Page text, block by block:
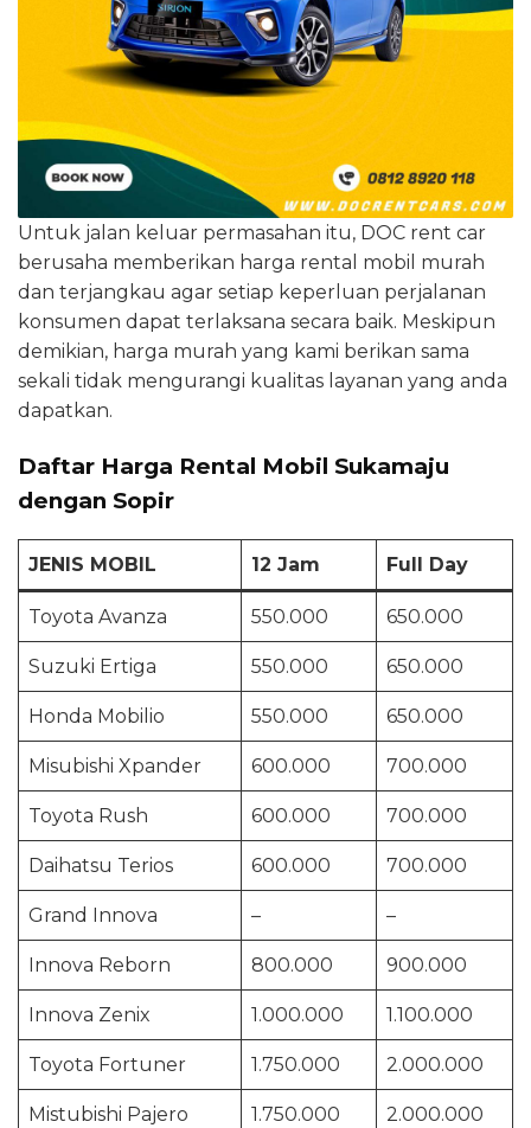
Untuk jalan keluar permasahan itu, DOC rent car
berusaha memberikan harga rental mobil murah
dan terjangkau agar setiap keperluan perjalanan
konsumen dapat terlaksana secara baik. Meskipun
demikian, harga murah yang kami berikan sama
sekali tidak mengurangi kualitas layanan yang anda
dapatkan.
Daftar Harga Rental Mobil Sukamaju
dengan Sopir
JENIS MOBIL 12 Jam Full Day
Toyota Avanza 550.000 650.000
Suzuki Ertiga 550.000 650.000
Honda Mobilio 550.000 650.000
Misubishi Xpander 600.000 700.000
Toyota Rush 600.000 700.000
Daihatsu Terios 600.000 700.000
Grand Innova – –
Innova Reborn 800.000 900.000
Innova Zenix 1.000.000 1.100.000
Toyota Fortuner 1.750.000 2.000.000
Mistubishi Pajero 1.750.000 2.000.000